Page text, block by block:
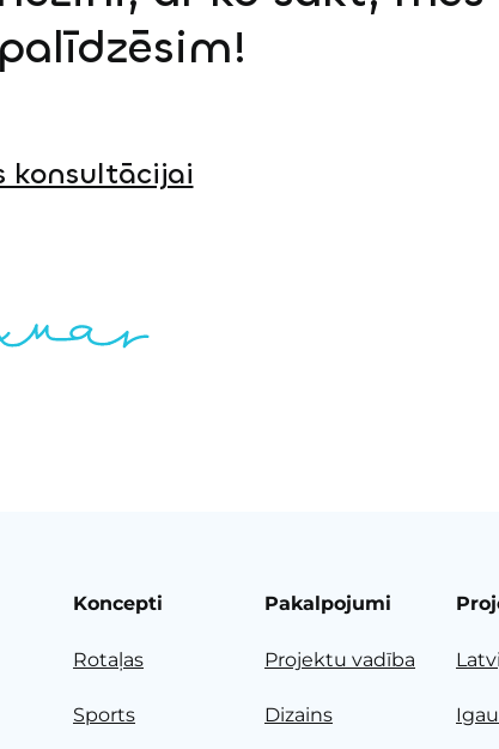
konsultācijai
Koncepti
Rotaļas
Sports
Pakalpojumi
Projektu vadība
Dizains